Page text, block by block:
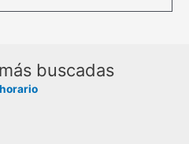
buscadas